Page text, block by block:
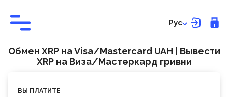
Рус
Обмен XRP на Visa/Mastercard UAH | Вывести
XRP на Виза/Мастеркард гривни
ВЫ ПЛАТИТЕ